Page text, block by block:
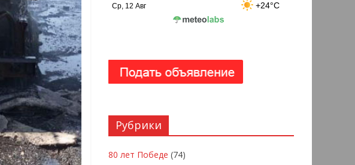
Ср, 12 Авг +24°C
Рубрики
80 лет Победе (74)